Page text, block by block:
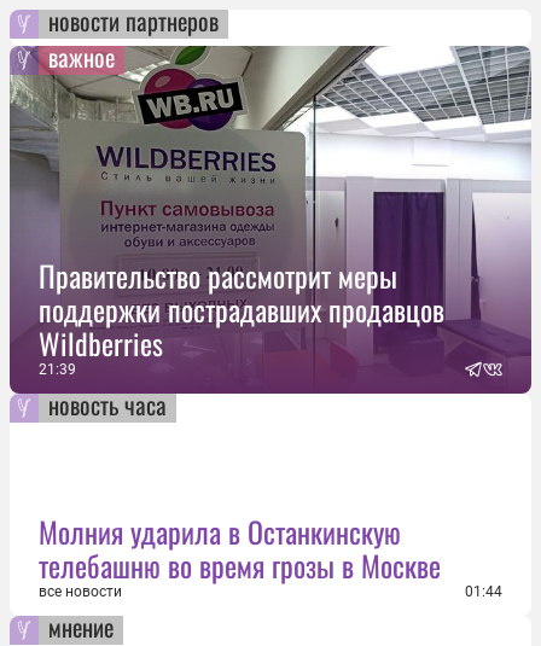
новости партнеров
важное
Правительство рассмотрит меры
поддержки пострадавших продавцов
Wildberries
21:39
новость часа
Молния ударила в Останкинскую
телебашню во время грозы в Москве
все новости 01:44
мнение